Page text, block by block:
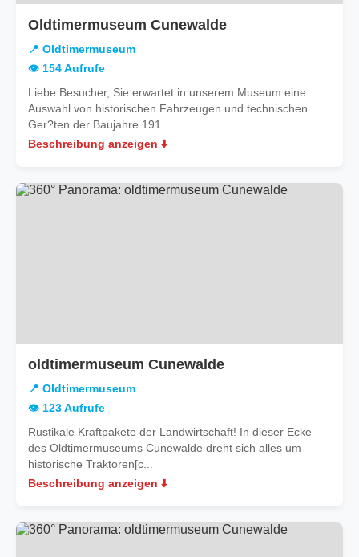
Oldtimermuseum Cunewalde
📍 Oldtimermuseum
👁️ 154 Aufrufe
Liebe Besucher, Sie erwartet in unserem Museum eine
Auswahl von historischen Fahrzeugen und technischen
Ger?ten der Baujahre 191...
Beschreibung anzeigen ⬇️
oldtimermuseum Cunewalde
📍 Oldtimermuseum
👁️ 123 Aufrufe
Rustikale Kraftpakete der Landwirtschaft! In dieser Ecke
des Oldtimermuseums Cunewalde dreht sich alles um
historische Traktoren[c...
Beschreibung anzeigen ⬇️